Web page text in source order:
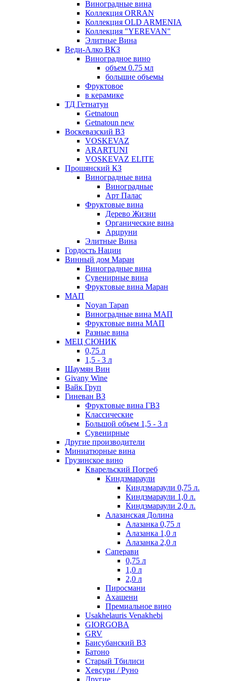
Виноградные вина
Коллекция ORRAN
Коллекция OLD ARMENIA
Коллекция "YEREVAN"
Элитные Вина
Веди-Алко ВКЗ
Виноградное вино
объем 0.75 мл
большие объемы
Фруктовое
в керамике
ТД Гетнатун
Getnatoun
Getnatoun new
Воскевазский ВЗ
VOSKEVAZ
ARARTUNI
VOSKEVAZ ELITE
Прошянский КЗ
Виноградные вина
Виноградные
Арт Палас
Фруктовые вина
Дерево Жизни
Органические вина
Арцруни
Элитные Вина
Гордость Нации
Винный дом Маран
Виноградные вина
Сувенирные вина
Фруктовые вина Маран
МАП
Noyan Tapan
Виноградные вина МАП
Фруктовые вина МАП
Разные вина
МЕЦ СЮНИК
0,75 л
1,5 - 3 л
Шаумян Вин
Givany Wine
Вайк Груп
Гиневан ВЗ
Фруктовые вина ГВЗ
Классические
Большой объем 1,5 - 3 л
Сувенирные
Другие производители
Миниатюрные вина
Грузинское вино
Кварельский Погреб
Киндзмараули
Киндзмараули 0,75 л.
Киндзмараули 1,0 л.
Киндзмараули 2,0 л.
Алазанская Долина
Алазанка 0,75 л
Алазанка 1,0 л
Алазанка 2,0 л
Саперави
0,75 л
1,0 л
2,0 л
Пиросмани
Ахашени
Премиальное вино
Usakhelauris Venakhebi
GIORGOBA
GRV
Баисубанский ВЗ
Батоно
Старый Тбилиси
Хевсури / Руно
Другие